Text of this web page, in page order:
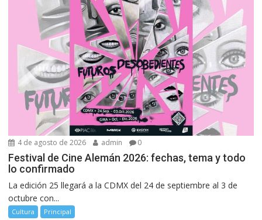
4 de agosto de 2026 admin 0
Festival de Cine Alemán 2026: fechas, tema y todo
lo confirmado
La edición 25 llegará a la CDMX del 24 de septiembre al 3 de
octubre con...
Cultura Principal